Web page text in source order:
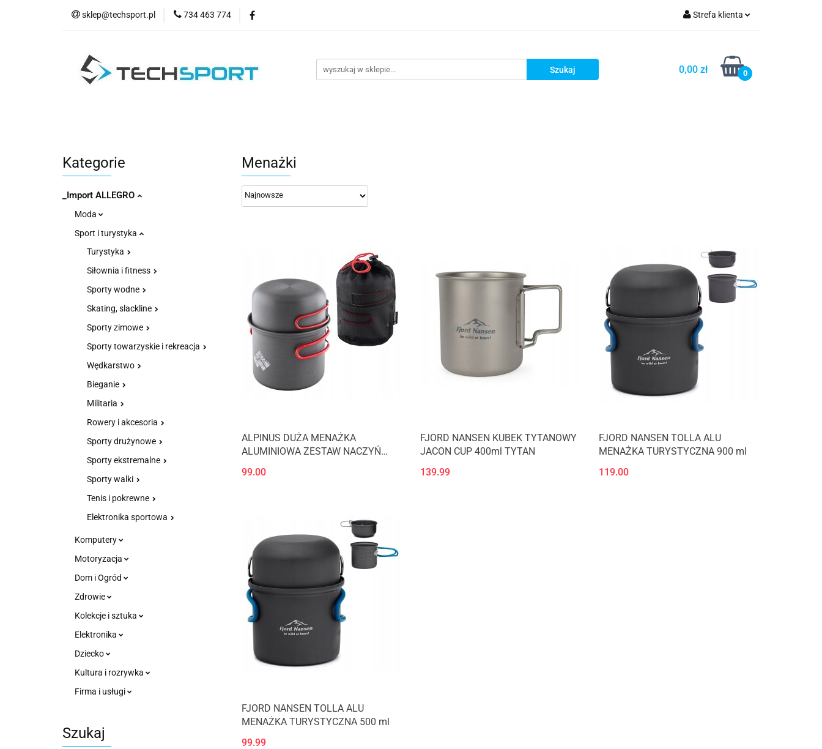
sklep@techsport.pl 734 463 774 Strefa klienta
Zarejestruj się
Dodaj zgłoszenie
0,00 zł 0
WYPRZEDAŻ
Kategorie
_Import ALLEGRO
Moda
Sport i turystyka
Turystyka
Siłownia i fitness
Sporty wodne
Skating, slackline
Sporty zimowe
Sporty towarzyskie i rekreacja
Wędkarstwo
Bieganie
Militaria
Rowery i akcesoria
Sporty drużynowe
Sporty ekstremalne
Sporty walki
Tenis i pokrewne
Elektronika sportowa
Komputery
Motoryzacja
Dom i Ogród
Zdrowie
Kolekcje i sztuka
Elektronika
Dziecko
Kultura i rozrywka
Firma i usługi
Szukaj
Menażki
ALPINUS DUŻA MENAŻKA
ALUMINIOWA ZESTAW NACZYŃ
99.00
FJORD NANSEN KUBEK TYTANOWY
JACON CUP 400ml TYTAN
139.99
FJORD NANSEN TOLLA ALU
MENAŻKA TURYSTYCZNA 900 ml
119.00
FJORD NANSEN TOLLA ALU
MENAŻKA TURYSTYCZNA 500 ml
99.99